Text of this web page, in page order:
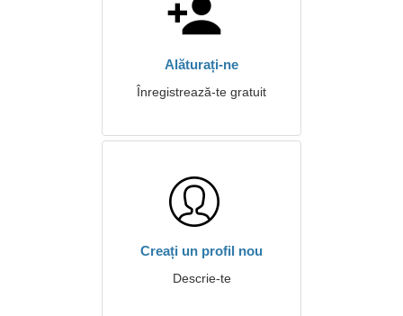
Alăturați-ne
Înregistrează-te gratuit
Creați un profil nou
Descrie-te